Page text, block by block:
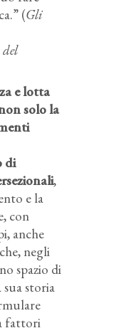
(Gli
e lotta
solo la
di
,
e la
con
anche
negli
spazio di
storia
fattori